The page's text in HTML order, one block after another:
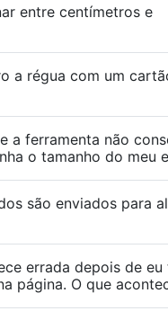
entre centímetros e
a régua com um
a ferramenta não
o tamanho do meu
são enviados para
errada depois de eu
página. O que